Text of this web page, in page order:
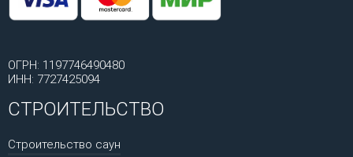
ОГРН: 1197746490480
ИНН: 7727425094
СТРОИТЕЛЬСТВО
Строительство саун